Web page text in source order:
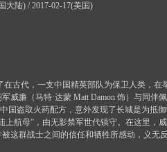
大陆) / 2017-02-17(美国)
代，一支中国精英部队为保卫人类，在
威廉（马特·达蒙 Matt Damon 饰）与同伴
国盗取火药配方，意外发现了长城是为抵
上航母”，由无影禁军世代镇守。在这里，
这群战士之间的信任和牺牲所感动，义无